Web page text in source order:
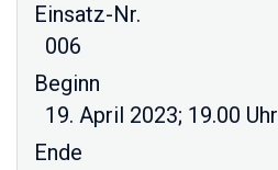
Einsatz-Nr.
006
Beginn
19. April 2023; 19.00 Uhr
Ende